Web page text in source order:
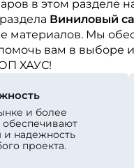
в этом разделе
Виниловый
материалов. Мы
вам в выборе
ХАУС!
и более
обеспечивают
надежность
проекта.